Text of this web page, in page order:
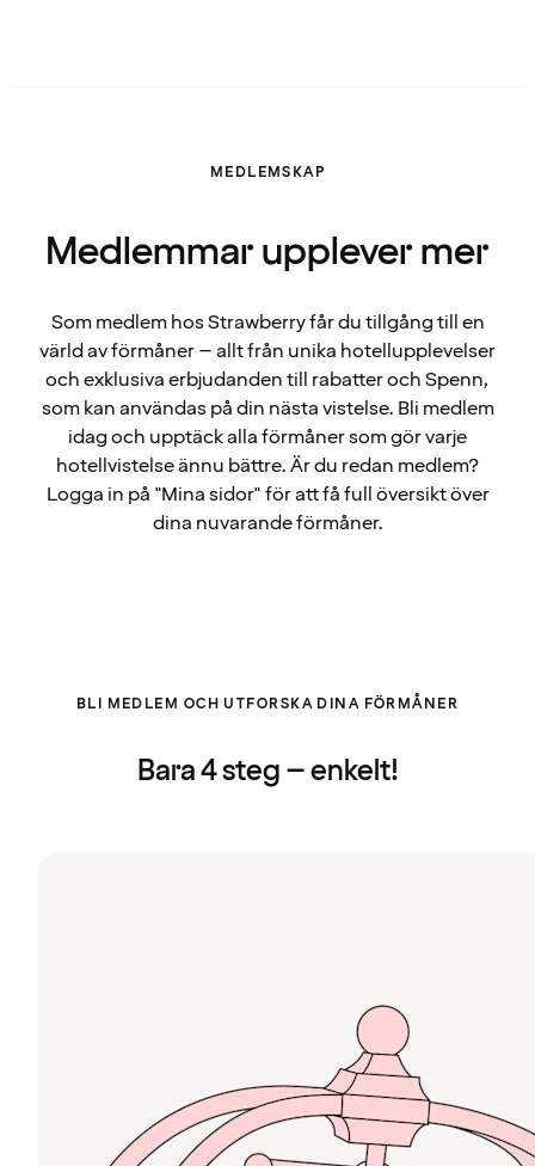
MEDLEMSKAP
Medlemmar upplever mer
Som medlem hos Strawberry får du tillgång till en
värld av förmåner – allt från unika hotellupplevelser
och exklusiva erbjudanden till rabatter och Spenn,
som kan användas på din nästa vistelse. Bli medlem
idag och upptäck alla förmåner som gör varje
hotellvistelse ännu bättre. Är du redan medlem?
Logga in på "Mina sidor" för att få full översikt över
dina nuvarande förmåner.
BLI MEDLEM OCH UTFORSKA DINA FÖRMÅNER
Bara 4 steg – enkelt!